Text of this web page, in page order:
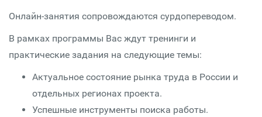
Онлайн-занятия сопровождаются сурдопереводом.
В рамках программы Вас ждут тренинги и
практические задания на следующие темы:
Актуальное состояние рынка труда в России и
отдельных регионах проекта.
Успешные инструменты поиска работы.